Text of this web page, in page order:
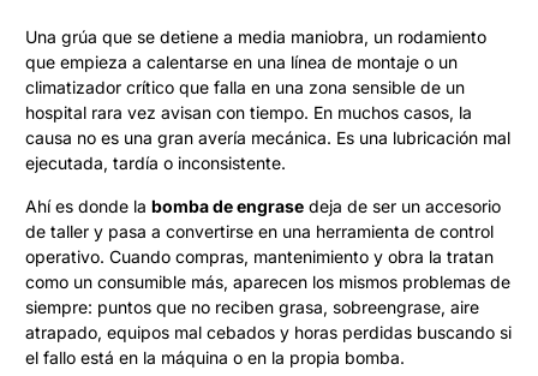
Una grúa que se detiene a media maniobra, un rodamiento
que empieza a calentarse en una línea de montaje o un
climatizador crítico que falla en una zona sensible de un
hospital rara vez avisan con tiempo. En muchos casos, la
causa no es una gran avería mecánica. Es una lubricación mal
ejecutada, tardía o inconsistente.
Ahí es donde la bomba de engrase deja de ser un accesorio
de taller y pasa a convertirse en una herramienta de control
operativo. Cuando compras, mantenimiento y obra la tratan
como un consumible más, aparecen los mismos problemas de
siempre: puntos que no reciben grasa, sobreengrase, aire
atrapado, equipos mal cebados y horas perdidas buscando si
el fallo está en la máquina o en la propia bomba.